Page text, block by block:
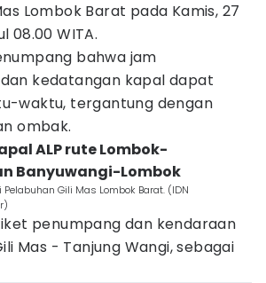
Lombok Barat pada Kamis, 27
08.00 WITA.
bahwa jam
kedatangan kapal dapat
waktu, tergantung dengan
ombak.
ALP rute Lombok-
Banyuwangi-Lombok
Gili Mas Lombok Barat. (IDN
penumpang dan kendaraan
Mas - Tanjung Wangi, sebagai